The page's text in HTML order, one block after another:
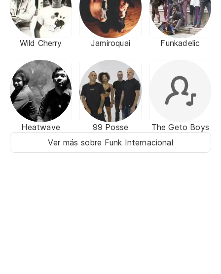
Wild Cherry Jamiroquai Funkadelic
Heatwave 99 Posse
The Geto Boys
Ver más sobre Funk Internacional